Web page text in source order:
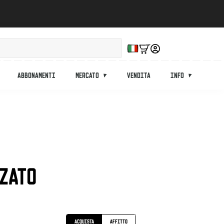
Abbonamenti Mercato Vendita Info
Acquista Affitto